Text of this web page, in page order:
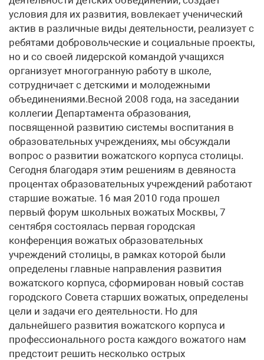
условия для их развития, вовлекает ученический
актив в различные виды деятельности, реализует с
ребятами добровольческие и социальные проекты,
но и со своей лидерской командой учащихся
организует многогранную работу в школе,
сотрудничает с детскими и молодежными
объединениями.Весной 2008 года, на заседании
коллегии Департамента образования,
посвященной развитию системы воспитания в
образовательных учреждениях, мы обсуждали
вопрос о развитии вожатского корпуса столицы.
Сегодня благодаря этим решениям в девяноста
процентах образовательных учреждений работают
старшие вожатые. 16 мая 2010 года прошел
первый форум школьных вожатых Москвы, 7
сентября состоялась первая городская
конференция вожатых образовательных
учреждений столицы, в рамках которой были
определены главные направления развития
вожатского корпуса, сформирован новый состав
городского Совета старших вожатых, определены
цели и задачи его деятельности. Но для
дальнейшего развития вожатского корпуса и
профессионального роста каждого вожатого нам
предстоит решить несколько острых